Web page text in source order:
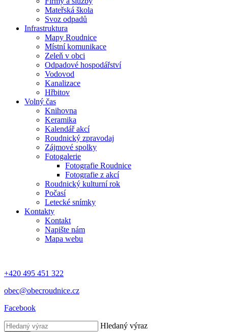
Mateřská škola
Svoz odpadů
Infrastruktura
Mapy Roudnice
Místní komunikace
Zeleň v obci
Odpadové hospodářství
Vodovod
Kanalizace
Hřbitov
Volný čas
Knihovna
Keramika
Kalendář akcí
Roudnický zpravodaj
Zájmové spolky
Fotogalerie
Fotografie Roudnice
Fotografie z akcí
Roudnický kulturní rok
Počasí
Letecké snímky
Kontakty
Kontakt
Napište nám
Mapa webu
+420 495 451 322
obec@obecroudnice.cz
Facebook
Hledaný výraz